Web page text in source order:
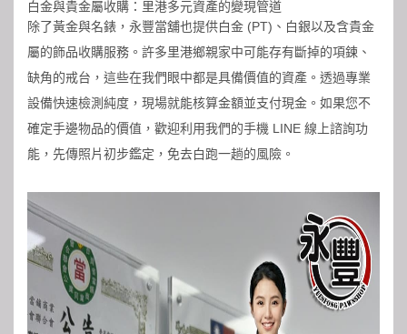
白金與貴金屬收購：里港多元資產的變現管道
除了黃金與名錶， 永豐當舖也提供白金 (PT)、白銀以及含貴金
屬的飾品收購服務。許多里港鄉親家中可能存有斷掉的項鍊、
缺角的戒台，這些在我們眼中都是具備價值的資產。透過專業
設備快速檢測純度，現場就能核算金額並支付現金。如果您不
確定手邊物品的價值，歡迎利用我們的手機 LINE 線上諮詢功
能，先傳照片初步鑑定，免去白跑一趟的風險。